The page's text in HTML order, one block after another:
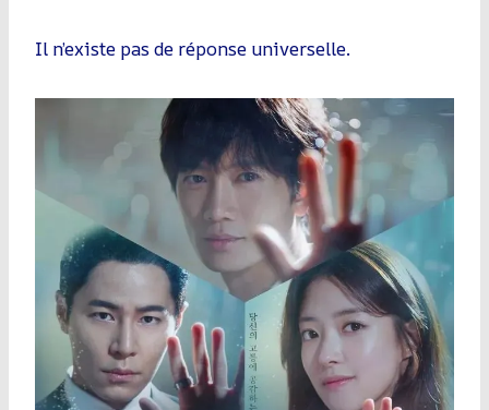
Il n’existe pas de réponse universelle.